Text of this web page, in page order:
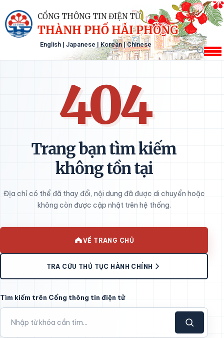
CỔNG THÔNG TIN ĐIỆN TỬ
THÀNH PHỐ HẢI PHÒNG
English | Japanese | Korean|Chinese
404
Trang bạn tìm kiếm
không tồn tại
Địa chỉ có thể đã thay đổi, nội dung đã được di chuyển hoặc
không còn được cập nhật trên hệ thống.
VỀ TRANG CHỦ
TRA CỨU THỦ TỤC HÀNH CHÍNH
Tìm kiếm trên Cổng thông tin điện tử